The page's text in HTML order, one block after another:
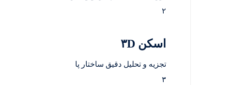
۲
اسکن ۳D
تجزیه و تحلیل دقیق ساختار پا
۳